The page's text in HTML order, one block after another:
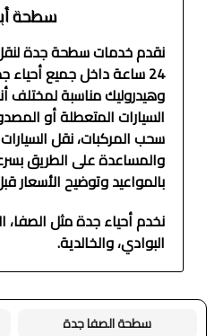
سطحة
نقدم خدمات سطحة جدة
24 ساعة داخل جميع أحياء
وهيدروليك مناسبة لمختلف
السيارات المتعطلة أو
سحب المركبات، نقل
والمساعدة على الطريق
بالمواعيد وتوضيح الأسعار
نخدم أحياء جدة مثل الصفا،
البوادي، والخالدية.
سطحة الصفا جدة